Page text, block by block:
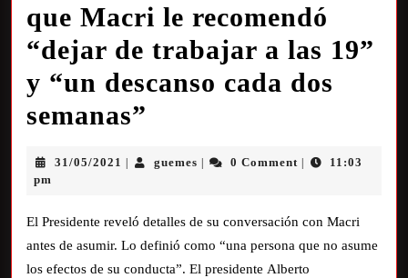
que Macri le recomendó
“dejar de trabajar a las 19”
y “un descanso cada dos
semanas”
31/05/2021 guemes 0 Comment
11:03
pm
El Presidente reveló detalles de su conversación con Macri
antes de asumir. Lo definió como “una persona que no asume
los efectos de su conducta”. El presidente Alberto